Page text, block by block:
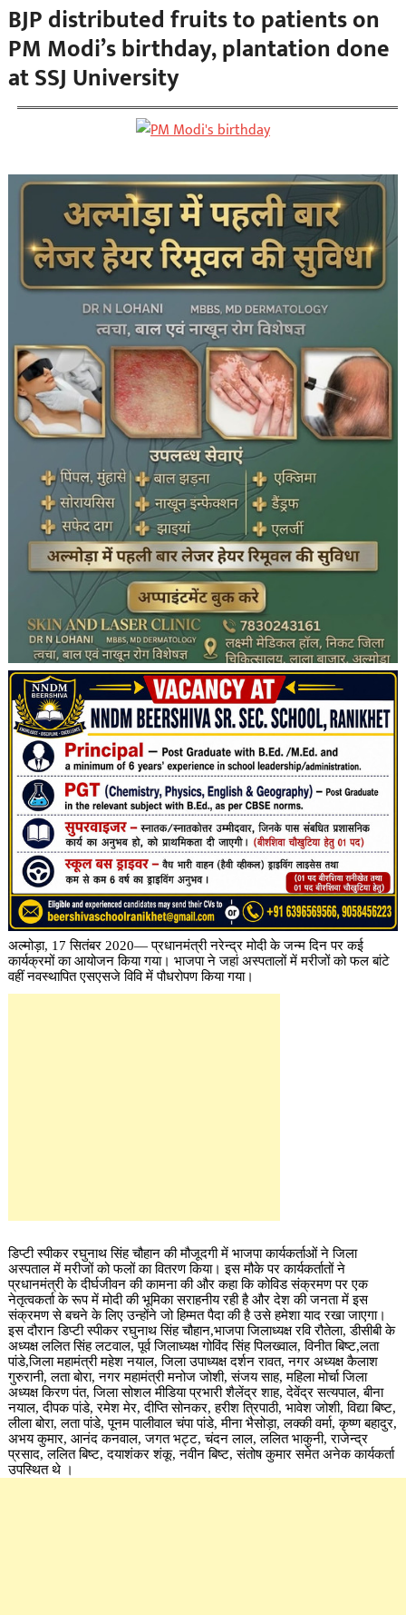
BJP distributed fruits to patients on
PM Modi’s birthday, plantation done
at SSJ University
अल्मोड़ा, 17 सितंबर 2020— प्रधानमंत्री नरेन्द्र मोदी के जन्म दिन पर कई
कार्यक्रमों का आयोजन किया गया। भाजपा ने जहां अस्पतालों में मरीजों को फल बांटे
वहीं नवस्थापित एसएसजे विवि में पौधरोपण किया गया।
डिप्टी स्पीकर रघुनाथ सिंह चौहान की मौजूदगी में भाजपा कार्यकर्ताओं ने जिला
अस्पताल में मरीजों को फलों का वितरण किया। इस मौके पर कार्यकर्तातों ने
प्रधानमंत्री के दीर्घजीवन की कामना की और कहा कि कोविड संक्रमण पर एक
नेतृत्वकर्ता के रूप में मोदी की भूमिका सराहनीय रही है और देश की जनता में इस
संक्रमण से बचने के लिए उन्होंने जो हिम्मत पैदा की है उसे हमेशा याद रखा जाएगा।
इस दौरान डिप्टी स्पीकर रघुनाथ सिंह चौहान,भाजपा जिलाध्यक्ष रवि रौतेला, डीसीबी के
अध्यक्ष ललित सिंह लटवाल, पूर्व जिलाध्यक्ष गोविंद सिंह पिलख्वाल, विनीत बिष्ट,लता
पांडे,जिला महामंत्री महेश नयाल, जिला उपाध्यक्ष दर्शन रावत, नगर अध्यक्ष कैलाश
गुरुरानी, लता बोरा, नगर महामंत्री मनोज जोशी, संजय साह, महिला मोर्चा जिला
अध्यक्ष किरण पंत, जिला सोशल मीडिया प्रभारी शैलेंद्र शाह, देवेंद्र सत्यपाल, बीना
नयाल, दीपक पांडे, रमेश मेर, दीप्ति सोनकर, हरीश त्रिपाठी, भावेश जोशी, विद्या बिष्ट,
लीला बोरा, लता पांडे, पूनम पालीवाल चंपा पांडे, मीना भैसोड़ा, लक्की वर्मा, कृष्ण बहादुर,
अभय कुमार, आनंद कनवाल, जगत भट्ट, चंदन लाल, ललित भाकुनी, राजेन्द्र
प्रसाद, ललित बिष्ट, दयाशंकर शंकू, नवीन बिष्ट, संतोष कुमार समेत अनेक कार्यकर्ता
उपस्थित थे ।